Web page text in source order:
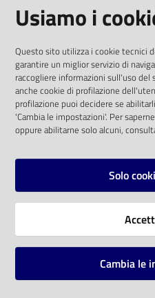
Catalogo
on line
Eventi
Chiedi al
bibliotecario
solo alle condizioni
comunitaria 2003/98/CE e
SOCIAL
Instagram
Vai alla pagina
Mappa del sito
Usiamo i
Questo sito utilizza i cookie tecnici
garantire un miglior servizio di
raccogliere informazioni sull'uso
anche cookie di profilazione
profilazione puoi decidere se
'Cambia le impostazioni'. Per
oppure abilitarne solo alcuni,
Solo
Cambia le